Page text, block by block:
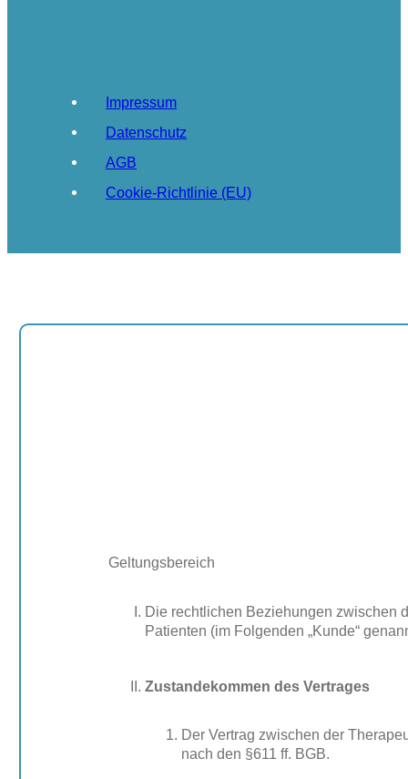
Impressum
Datenschutz
AGB
Cookie-Richtlinie (EU)
Geltungsbereich
Die rechtlichen Beziehungen zwischen
Patienten (im Folgenden „Kunde“
Zustandekommen des Vertrages
Der Vertrag zwischen der
nach den §611 ff. BGB.